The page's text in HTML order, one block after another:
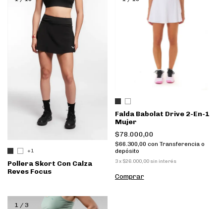
+1
Pollera Skort Con Calza
Reves Focus
Falda Babolat Drive 2-En-1
Mujer
$78.000,00
$66.300,00 con Transferencia o
depósito
3 x $26.000,00 sin interés
Comprar
1 / 3